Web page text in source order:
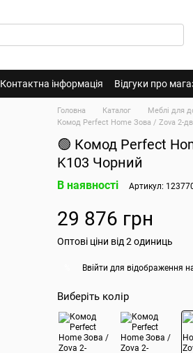
Контактна інформація Відгуки про
Головна Каталог Меблі для
Комод Perfect Home Зова / Zova 2-
🟢 Комод Perfect
K103 Чорний
В наявності Артикул:
29 876 грн
Оптові ціни від 2 одиниць
Ввійти для відображення
Виберіть колір